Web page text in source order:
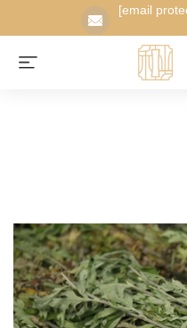
[email